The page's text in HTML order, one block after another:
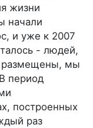
жизни
начали
и уже к 2007
- людей,
размещены, мы
период
построенных
раз